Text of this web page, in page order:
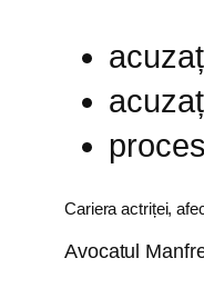
Cariera actriței,
Avocatul